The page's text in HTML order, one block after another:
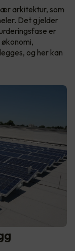
arkitektur, som
Det gjelder
er
og her kan